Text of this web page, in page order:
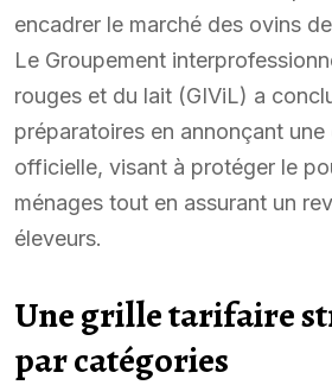
encadrer le marché des ovins
Le Groupement
rouges et du lait (GIViL) a
préparatoires en annonçant
officielle, visant à protéger le
ménages tout en assurant un
éleveurs.
Une grille tarifaire
par catégories